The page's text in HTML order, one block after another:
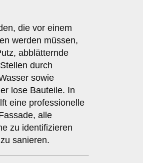
die vor einem
werden müssen,
abblätternde
durch
sowie
lose Bauteile. In
eine professionelle
alle
zu identifizieren
sanieren.